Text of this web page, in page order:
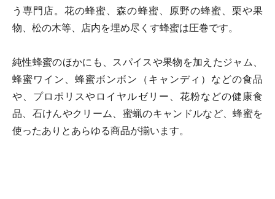
う専門店。花の蜂蜜、森の蜂蜜、原野の蜂蜜、栗や果
物、松の木等、店内を埋め尽くす蜂蜜は圧巻です。
純性蜂蜜のほかにも、スパイスや果物を加えたジャム、
蜂蜜ワイン、蜂蜜ボンボン（キャンディ）などの食品
や、プロポリスやロイヤルゼリー、花粉などの健康食
品、石けんやクリーム、蜜蝋のキャンドルなど、蜂蜜を
使ったありとあらゆる商品が揃います。